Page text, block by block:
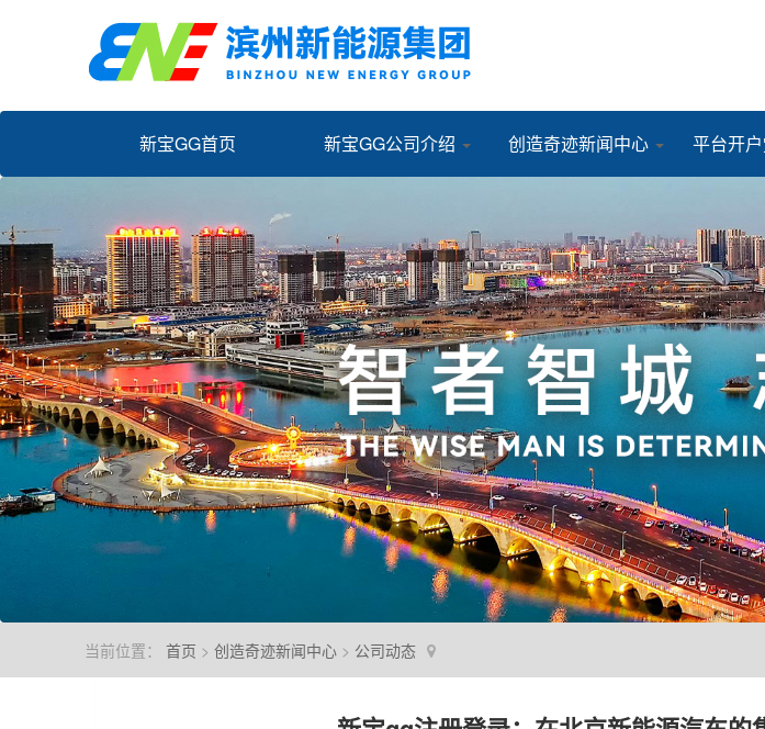
新宝GG首页 新宝GG公司介绍 创造奇迹新闻中心 平台开
当前位置： 首页 > 创造奇迹新闻中心 > 公司动态